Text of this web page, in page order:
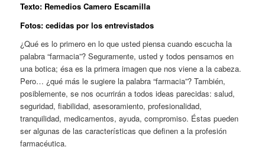
Texto: Remedios Camero Escamilla
Fotos: cedidas por los entrevistados
¿Qué es lo primero en lo que usted piensa cuando escucha la
palabra “farmacia”? Seguramente, usted y todos pensamos en
una botica; ésa es la primera imagen que nos viene a la cabeza.
Pero… ¿qué más le sugiere la palabra “farmacia”? También,
posiblemente, se nos ocurrirán a todos ideas parecidas: salud,
seguridad, fiabilidad, asesoramiento, profesionalidad,
tranquilidad, medicamentos, ayuda, compromiso. Éstas pueden
ser algunas de las características que definen a la profesión
farmacéutica.